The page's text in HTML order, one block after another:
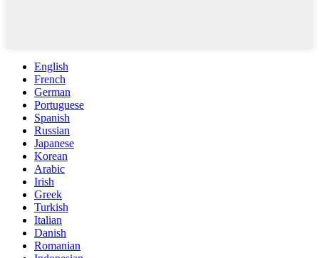
English
French
German
Portuguese
Spanish
Russian
Japanese
Korean
Arabic
Irish
Greek
Turkish
Italian
Danish
Romanian